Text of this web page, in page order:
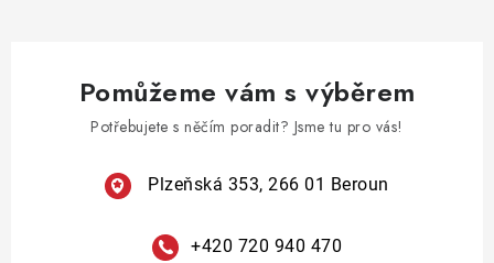
Pomůžeme vám s výběrem
Potřebujete s něčím poradit? Jsme tu pro vás!
Plzeňská 353, 266 01 Beroun
+420 720 940 470